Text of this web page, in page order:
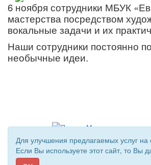
6 ноября сотрудники МБУК
мастерства посредством
вокальные задачи и их
Наши сотрудники постоянно
необычные идеи.
Для улучшения предлагаемых услуг
Если Вы используете этот сайт, то Вы